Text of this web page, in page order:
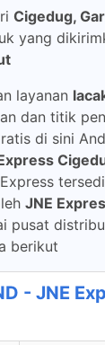
Cigedug,
yang
layanan
dan titik
di sini
JNE
pusat
berikut
- JNE